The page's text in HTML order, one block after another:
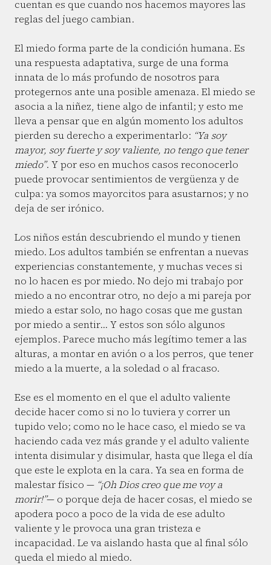
cuentan es que cuando nos hacemos mayores las
reglas del juego cambian.
El miedo forma parte de la condición humana. Es
una respuesta adaptativa, surge de una forma
innata de lo más profundo de nosotros para
protegernos ante una posible amenaza. El miedo se
asocia a la niñez, tiene algo de infantil; y esto me
lleva a pensar que en algún momento los adultos
pierden su derecho a experimentarlo: “Ya soy
mayor, soy fuerte y soy valiente, no tengo que tener
miedo”. Y por eso en muchos casos reconocerlo
puede provocar sentimientos de vergüenza y de
culpa: ya somos mayorcitos para asustarnos; y no
deja de ser irónico.
Los niños están descubriendo el mundo y tienen
miedo. Los adultos también se enfrentan a nuevas
experiencias constantemente, y muchas veces si
no lo hacen es por miedo. No dejo mi trabajo por
miedo a no encontrar otro, no dejo a mi pareja por
miedo a estar solo, no hago cosas que me gustan
por miedo a sentir… Y estos son sólo algunos
ejemplos. Parece mucho más legítimo temer a las
alturas, a montar en avión o a los perros, que tener
miedo a la muerte, a la soledad o al fracaso.
Ese es el momento en el que el adulto valiente
decide hacer como si no lo tuviera y correr un
tupido velo; como no le hace caso, el miedo se va
haciendo cada vez más grande y el adulto valiente
intenta disimular y disimular, hasta que llega el día
que este le explota en la cara. Ya sea en forma de
malestar físico — “¡Oh Dios creo que me voy a
morir!”— o porque deja de hacer cosas, el miedo se
apodera poco a poco de la vida de ese adulto
valiente y le provoca una gran tristeza e
incapacidad. Le va aislando hasta que al final sólo
queda el miedo al miedo.